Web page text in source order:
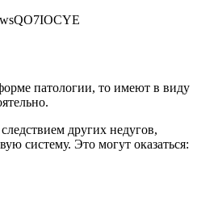
патологии, то имеют в виду
других недугов,
систему. Это могут оказаться: